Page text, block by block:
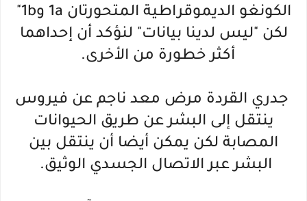
الكونغو الديموقراطية المتحورتان 1a و1b"
لكن "ليس لدينا بيانات" لنؤكد أن إحداهما
أكثر خطورة من الأخرى.
جدري القردة مرض معد ناجم عن فيروس
ينتقل إلى البشر عن طريق الحيوانات
المصابة لكن يمكن أيضا أن ينتقل بين
البشر عبر الاتصال الجسدي الوثيق.